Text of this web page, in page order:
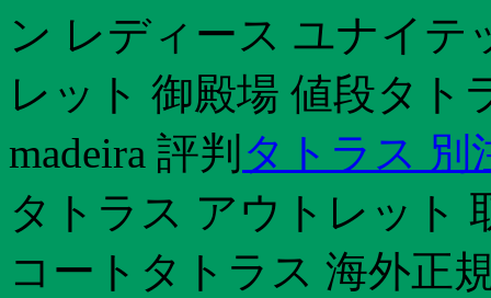
ン レディース ユナイ
レット 御殿場 値段タト
madeira 評判 タトラス 別
タトラス アウトレット
コートタトラス 海外正